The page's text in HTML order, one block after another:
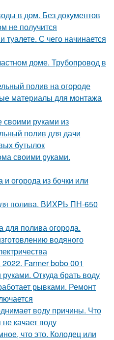
в дом. Без документов
не получится
туалете. С чего начинается
доме. Трубопровод в
полив на огороде
материалы для монтажа
руками из
полив для дачи
бутылок
своими руками.
огорода из бочки или
полива. ВИХРЬ ПН-650
для полива огорода.
водяного
Farmer bobo 001
Откуда брать воду
рывками. Ремонт
воду причины. Что
качает воду
что это. Колодец или